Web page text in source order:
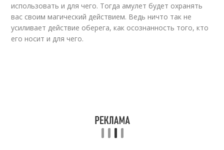
использовать и для чего. Тогда амулет будет охранять
вас своим магический действием. Ведь ничто так не
усиливает действие оберега, как осознанность того, кто
его носит и для чего.